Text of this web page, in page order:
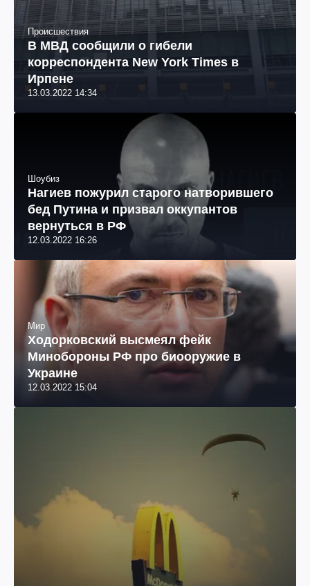
Происшествия
В МВД сообщили о гибели
корреспондента New York Times в
Ирпене
13.03.2022 14:34
Шоубиз
Нагиев пожурил старого натворившего
бед Путина и призвал оккупантов
вернуться в РФ
12.03.2022 16:26
Мир
Ходорковский высмеял фейк
Минобороны РФ про биооружие в
Украине
12.03.2022 15:04